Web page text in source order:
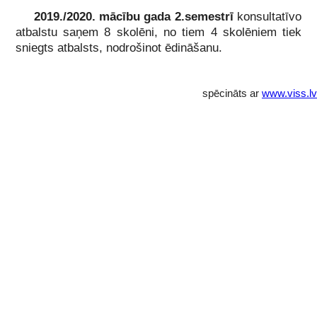
2019./2020. mācību gada 2.semestrīkonsultatīvo
atbalstu saņem 8 skolēni, no tiem 4 skolēniem tiek
sniegts atbalsts, nodrošinot ēdināšanu.
spēcināts ar www.viss.lv